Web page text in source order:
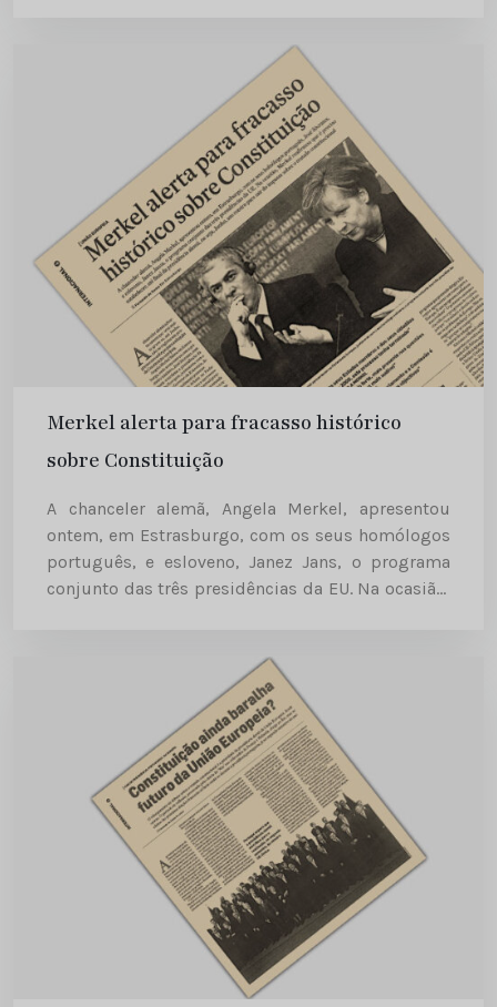
Merkel alerta para fracasso histórico
sobre Constituição
A chanceler alemã, Angela Merkel, apresentou
ontem, em Estrasburgo, com os seus homólogos
português, e esloveno, Janez Jans, o programa
conjunto das três presidências da EU. Na ocasião,